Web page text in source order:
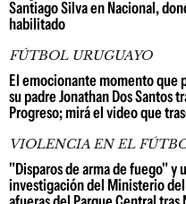
Santiago Silva en Nacional,
habilitado
FÚTBOL URUGUAYO
El emocionante momento que
su padre Jonathan Dos Santos
Progreso; mirá el video que
VIOLENCIA EN EL
"Disparos de arma de fuego" y
investigación del Ministerio